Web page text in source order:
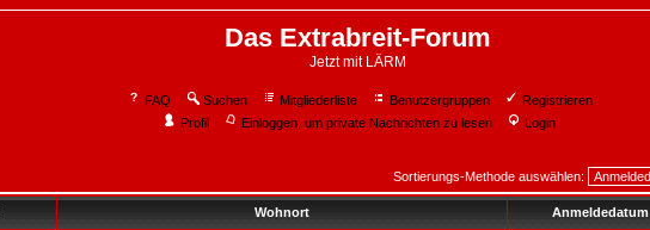
Das Extrabreit-Forum
Jetzt mit LÄRM
FAQ Suchen Mitgliederliste Benutzergruppen
Registrieren
Profil
Einloggen, um private Nachrichten zu lesen Login
Sortierungs-Methode auswählen:
Wohnort Anmeldedatum